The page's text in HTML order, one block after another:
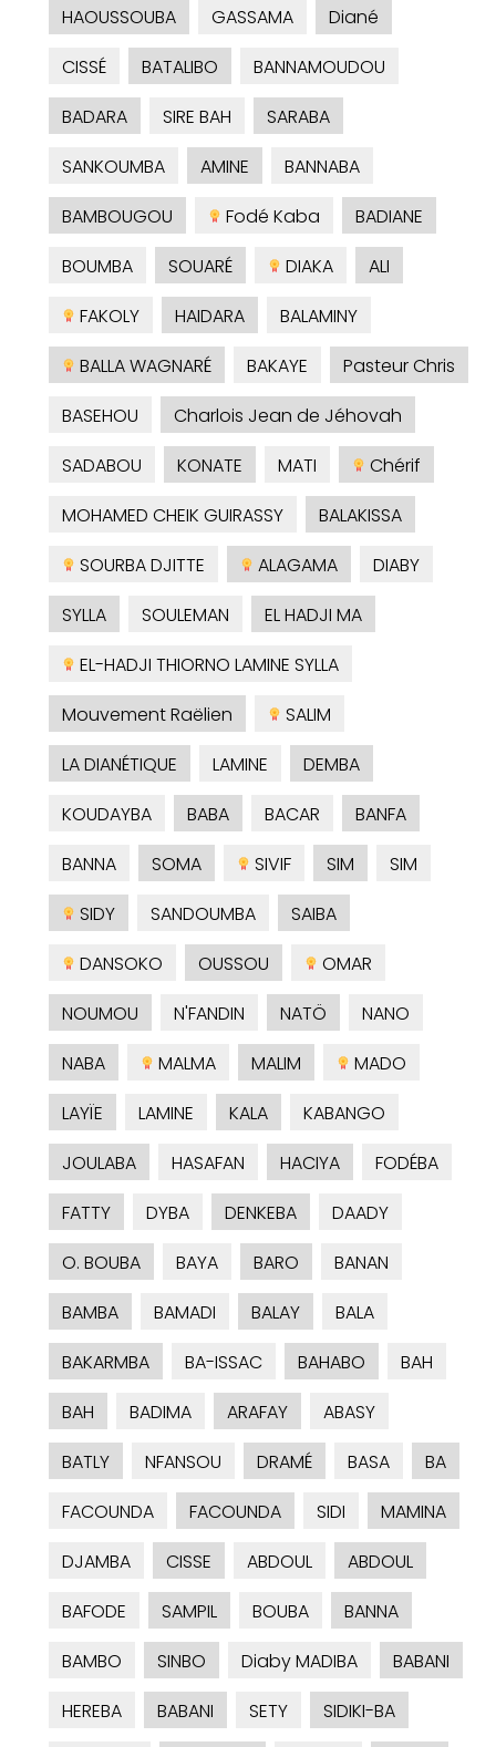
HAOUSSOUBA GASSAMA
Diané
CISSÉ
BATALIBO
BANNAMOUDOU
BADARA
SIRE BAH
SARABA
SANKOUMBA
AMINE
BANNABA
BAMBOUGOU
Fodé Kaba
BADIANE
BOUMBA
SOUARÉ DIAKA
ALI
FAKOLY
HAIDARA
BALAMINY
BALLA WAGNARÉ
BAKAYE
Pasteur Chris
BASEHOU
Charlois Jean de Jéhovah
SADABOU
KONATE MATI
Chérif
MOHAMED CHEIK GUIRASSY
BALAKISSA
SOURBA DJITTE
ALAGAMA
DIABY
SYLLA
SOULEMAN
EL HADJI MA
EL-HADJI THIORNO LAMINE SYLLA
Mouvement Raëlien
SALIM
LA DIANÉTIQUE
LAMINE
DEMBA
KOUDAYBA
BABA BACAR
BANFA
BANNA
SOMA SIVIF SIM
SIM
SIDY
SANDOUMBA
SAIBA
DANSOKO
OUSSOU
OMAR
NOUMOU
N'FANDIN NATÖ
NANO
NABA
MALMA MALIM
MADO
LAYÏE
LAMINE KALA
KABANGO
JOULABA
HASAFAN HACIYA
FODÉBA
FATTY
DYBA DENKEBA
DAADY
O. BOUBA
BAYA BARO
BANAN
BAMBA
BAMADI BALAY
BALA
BAKARMBA
BA-ISSAC BAHABO
BAH
BAH
BADIMA ARAFAY
ABASY
BATLY
NFANSOU DRAMÉ BASA
BA
FACOUNDA
FACOUNDA SIDI
MAMINA
DJAMBA
CISSE ABDOUL
ABDOUL
BAFODE
SAMPIL BOUBA
BANNA
BAMBO
SINBO Diaby MADIBA
BABANI
HEREBA
BABANI SETY
SIDIKI-BA